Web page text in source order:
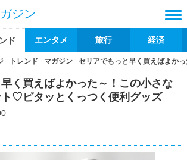
ジン
ド エンタメ 旅行 経済
トレンド マガジン セリアでもっと早く買えばよか
く買えばよかった～！この小さな
♡ピタッとくっつく便利グッズ